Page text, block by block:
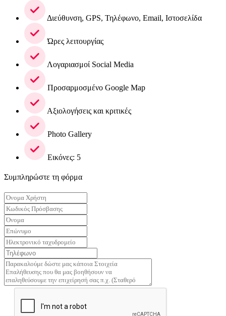
Διεύθυνση, GPS, Τηλέφωνο, Email, Ιστοσελίδα
Ώρες λειτουργίας
Λογαριασμοί Social Media
Προσαρμοσμένο Google Map
Αξιολογήσεις και κριτικές
Photo Gallery
Εικόνες: 5
Συμπληρώστε τη φόρμα